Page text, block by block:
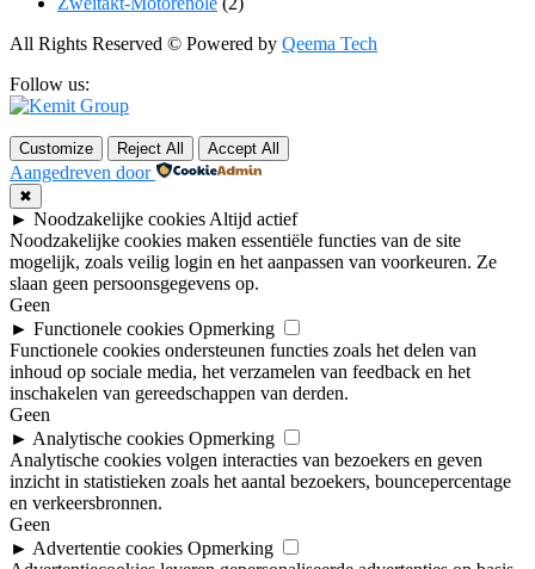
All Rights Reserved © Powered by Qeema Tech
Follow us:
Customize Reject All Accept All
Aangedreven door
✖
► Noodzakelijke cookies Altijd actief
Noodzakelijke cookies maken essentiële functies van de site
mogelijk, zoals veilig login en het aanpassen van voorkeuren. Ze
slaan geen persoonsgegevens op.
Geen
► Functionele cookies Opmerking
Functionele cookies ondersteunen functies zoals het delen van
inhoud op sociale media, het verzamelen van feedback en het
inschakelen van gereedschappen van derden.
Geen
► Analytische cookies Opmerking
Analytische cookies volgen interacties van bezoekers en geven
inzicht in statistieken zoals het aantal bezoekers, bouncepercentage
en verkeersbronnen.
Geen
► Advertentie cookies Opmerking